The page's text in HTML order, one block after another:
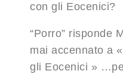
con gli Eocenici?
“Porro” risponde
mai accennato a
gli Eocenici »